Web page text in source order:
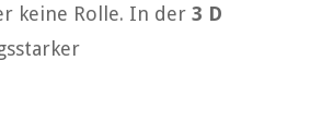
keine Rolle. In der 3 D